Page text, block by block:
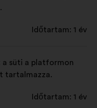
Időtartam: 1 év
süti a platformon
tartalmazza.
Időtartam: 1 év